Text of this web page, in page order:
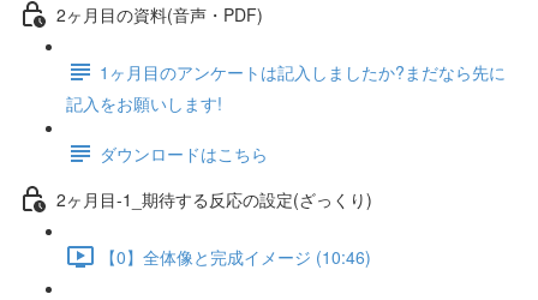
2ヶ月目の資料(音声・PDF)
1ヶ月目のアンケートは記入しましたか?まだなら先に
記入をお願いします!
ダウンロードはこちら
2ヶ月目-1_期待する反応の設定(ざっくり)
【0】全体像と完成イメージ (10:46)